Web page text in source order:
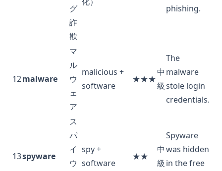
グ
詐
欺
phishing.
12malware
マ
ル
ウ
ェ
ア
malicious +
software
★★★
中
級
The
malware
stole login
credentials.
13spyware
ス
パ
イ
ウ
spy +
software
★★
中
級
Spyware
was hidden
in the free